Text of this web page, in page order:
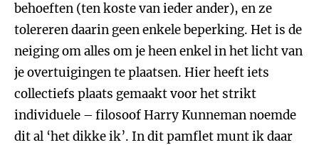
behoeften (ten koste van ieder ander), en ze
tolereren daarin geen enkele beperking. Het is de
neiging om alles om je heen enkel in het licht van
je overtuigingen te plaatsen. Hier heeft iets
collectiefs plaats gemaakt voor het strikt
individuele – filosoof Harry Kunneman noemde
dit al ‘het dikke ik’. In dit pamflet munt ik daar